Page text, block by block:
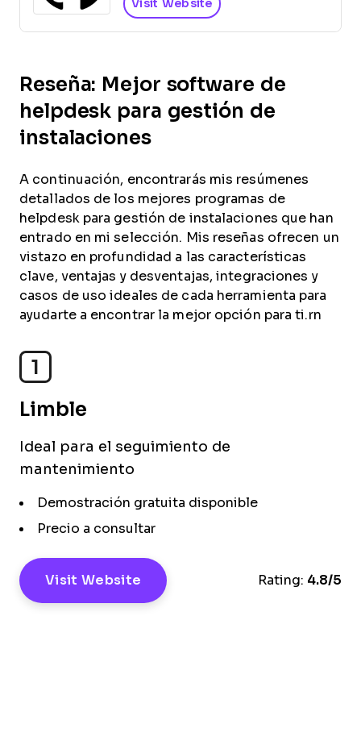
Visit Website
Reseña: Mejor software de
helpdesk para gestión de
instalaciones
A continuación, encontrarás mis resúmenes
detallados de los mejores programas de
helpdesk para gestión de instalaciones que han
entrado en mi selección. Mis reseñas ofrecen un
vistazo en profundidad a las características
clave, ventajas y desventajas, integraciones y
casos de uso ideales de cada herramienta para
ayudarte a encontrar la mejor opción para ti.rn
1
Limble
Ideal para el seguimiento de
mantenimiento
Demostración gratuita disponible
Precio a consultar
Visit Website Rating: 4.8/5